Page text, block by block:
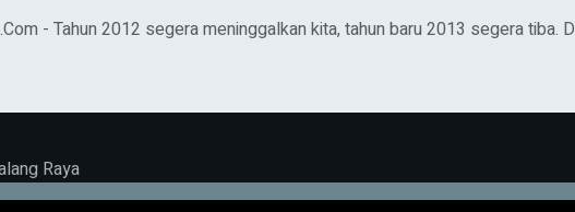
- Tahun 2012 segera meninggalkan kita, tahun baru 2013 segera tiba.
Raya